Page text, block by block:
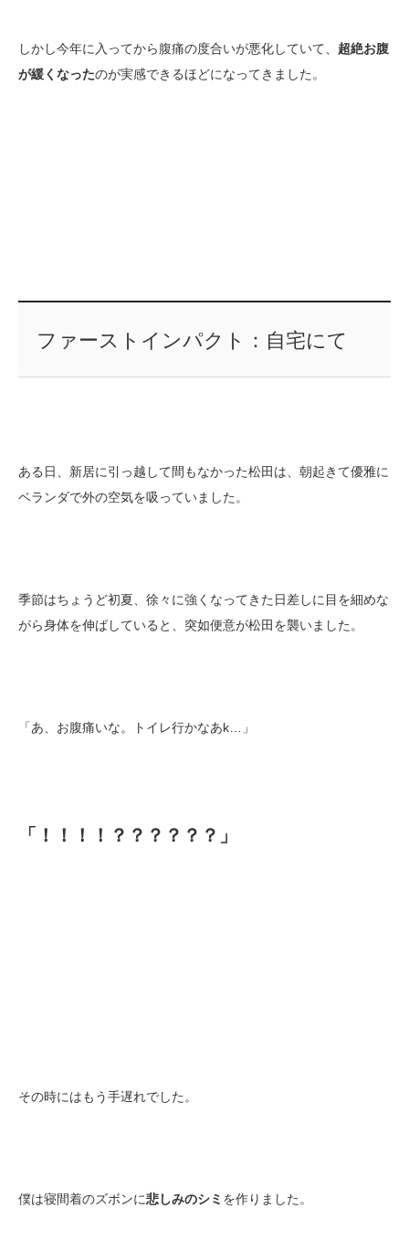
しかし今年に入ってから腹痛の度合いが悪化していて、 超絶お腹
が緩くなったのが実感できるほどになってきました。
ファーストインパクト：自宅にて
ある日、新居に引っ越して間もなかった松田は、朝起きて優雅に
ベランダで外の空気を吸っていました。
季節はちょうど初夏、徐々に強くなってきた日差しに目を細めな
がら身体を伸ばしていると、突如便意が松田を襲いました。
「あ、お腹痛いな。トイレ行かなあk…」
「！！！！？？？？？？」
その時にはもう手遅れでした。
僕は寝間着のズボンに悲しみのシミ を作りました。